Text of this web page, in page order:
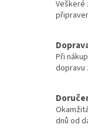
Veškeré
Při
dopravu
dnů od